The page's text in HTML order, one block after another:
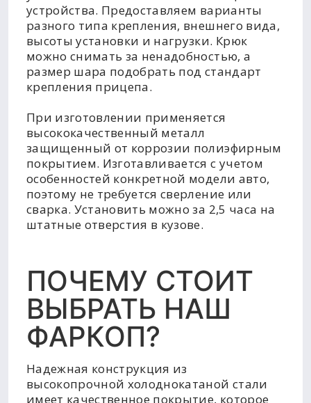
устройства. Предоставляем варианты
разного типа крепления, внешнего вида,
высоты установки и нагрузки. Крюк
можно снимать за ненадобностью, а
размер шара подобрать под стандарт
крепления прицепа.
При изготовлении применяется
высококачественный металл
защищенный от коррозии полиэфирным
покрытием. Изготавливается с учетом
особенностей конкретной модели авто,
поэтому не требуется сверление или
сварка. Установить можно за 2,5 часа на
штатные отверстия в кузове.
ПОЧЕМУ СТОИТ
ВЫБРАТЬ НАШ
ФАРКОП?
Надежная конструкция из
высокопрочной холоднокатаной стали
имеет качественное покрытие, которое